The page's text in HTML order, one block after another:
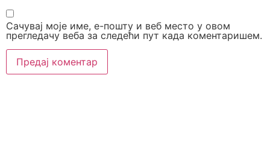
Сачувај моје име, е-пошту и веб место у овом
прегледачу веба за следећи пут када коментаришем.